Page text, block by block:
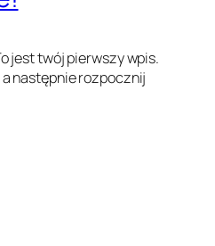
jest twój pierwszy wpis.
następnie rozpocznij